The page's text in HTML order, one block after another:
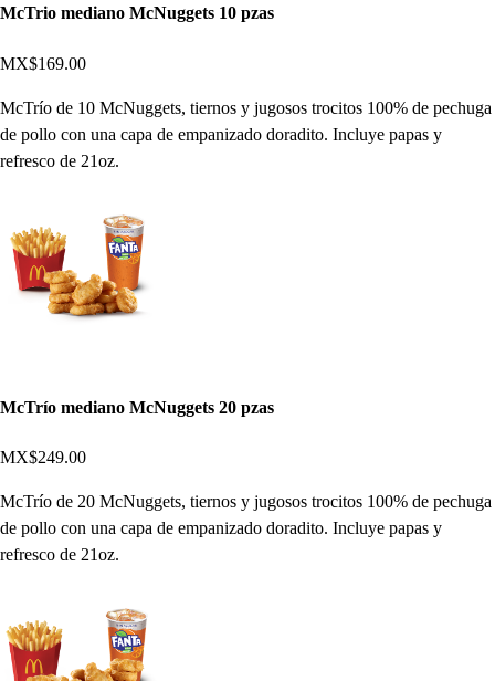
McTrio mediano McNuggets 10 pzas
MX$169.00
McTrío de 10 McNuggets, tiernos y jugosos trocitos 100% de pechuga
de pollo con una capa de empanizado doradito. Incluye papas y
refresco de 21oz.
McTrío mediano McNuggets 20 pzas
MX$249.00
McTrío de 20 McNuggets, tiernos y jugosos trocitos 100% de pechuga
de pollo con una capa de empanizado doradito. Incluye papas y
refresco de 21oz.